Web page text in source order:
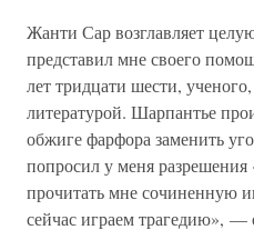
Жанти Сар возглавляет
представил мне своего
лет тридцати шести,
литературой. Шарпантье
обжиге фарфора заменить
попросил у меня
прочитать мне сочиненную
сейчас играем трагедию», —